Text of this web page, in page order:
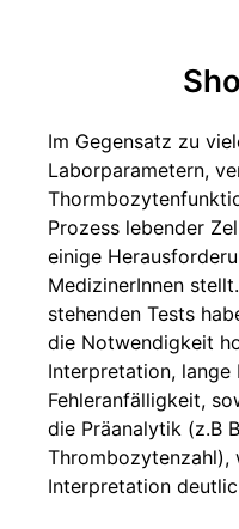
Im Gegensatz zu
Laborparametern,
Prozess lebender
einige
MedizinerInnen
stehenden Tests
die Notwendigkeit
Interpretation, lange
Fehleranfälligkeit,
die Präanalytik (z.B
Thrombozytenzahl),
Interpretation